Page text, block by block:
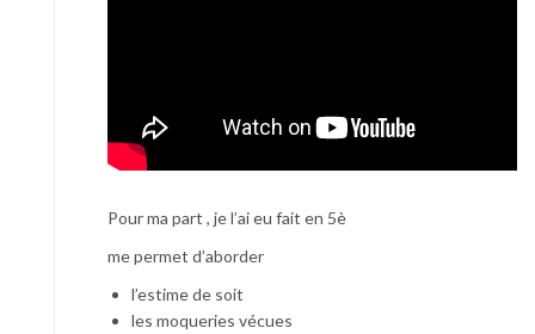
Pour ma part , je l’ai eu fait en 5è
me permet d’aborder
l’estime de soit
les moqueries vécues